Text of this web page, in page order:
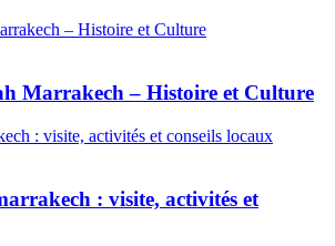
– Histoire et Culture
Marrakech – Histoire et Culture
: visite, activités et conseils locaux
: visite, activités et